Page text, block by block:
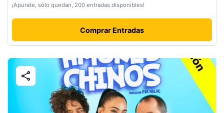
¡Apurate, sólo quedan, 200 entradas disponibles!
Comprar Entradas
share